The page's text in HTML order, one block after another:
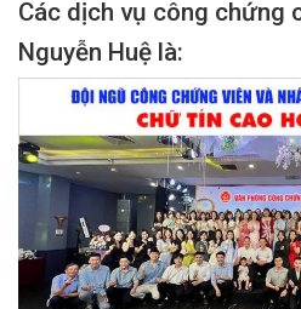
Các dịch vụ công chứng
Nguyễn Huệ là: